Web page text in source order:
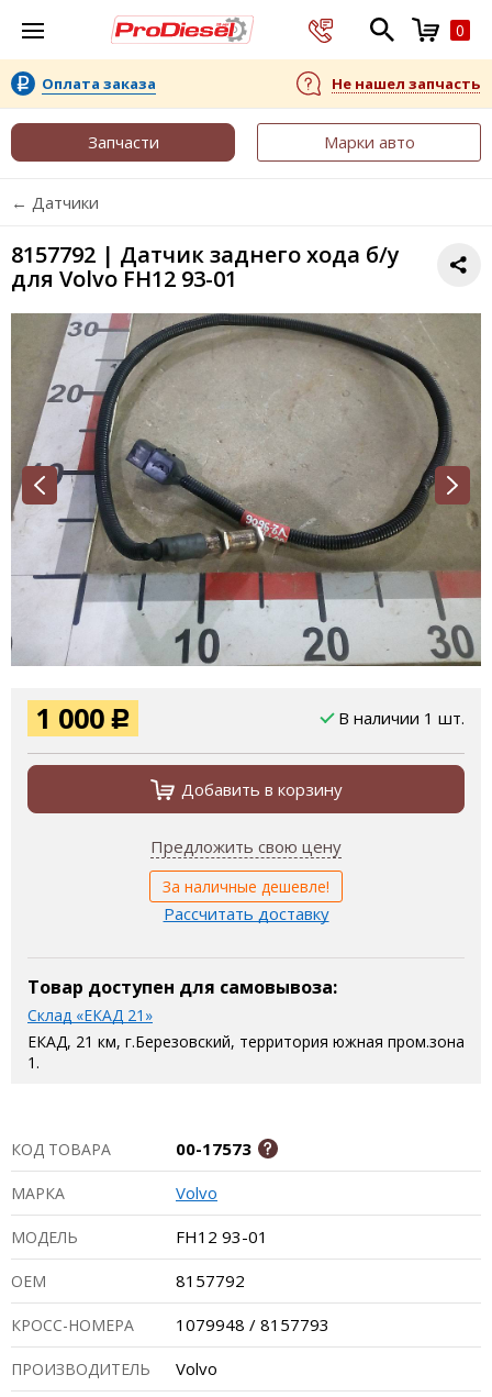
0
Оплата заказа Не нашел запчасть
Запчасти Марки авто
← Датчики
8157792 | Датчик заднего хода б/у
для Volvo FH12 93-01
1 000 Р В наличии 1 шт.
Добавить в корзину
Предложить свою цену
За наличные дешевле!
Рассчитать доставку
Товар доступен для самовывоза:
Склад «ЕКАД 21»
ЕКАД, 21 км, г.Березовский, территория южная пром.зона
1.
КОД ТОВАРА 00-17573
МАРКА Volvo
МОДЕЛЬ FH12 93-01
ОЕМ 8157792
КРОСС-НОМЕРА 1079948 / 8157793
ПРОИЗВОДИТЕЛЬ Volvo